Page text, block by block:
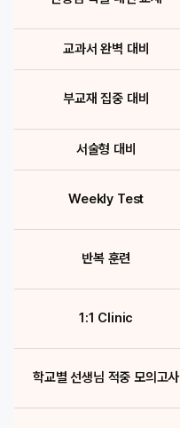
교과서 완벽 대비
부교재 집중 대비
서술형 대비
Weekly Test
반복 훈련
1:1 Clinic
학교별 선생님 적중 모의고사